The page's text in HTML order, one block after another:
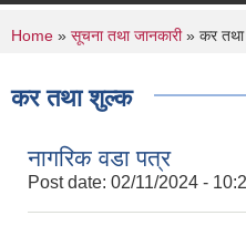
You are here
Home » सूचना तथा जानकारी» कर
कर तथा शुल्क
नागरिक वडा पत्र
Post date: 02/11/2024 -